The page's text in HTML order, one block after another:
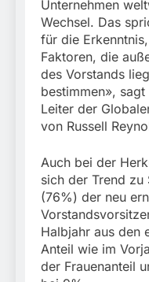
Unternehmen
Wechsel. Das
für die
Faktoren, die
des Vorstands
bestimmen»,
Leiter der
von Russell
Auch bei der
sich der Trend zu
(76%) der neu
Halbjahr aus den
Anteil wie im
der Frauenanteil